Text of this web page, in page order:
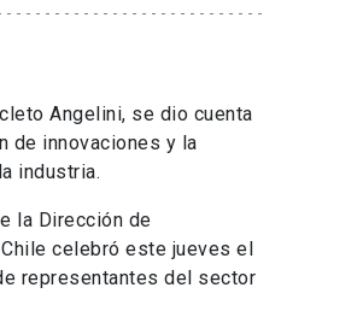
Angelini, se dio cuenta
de innovaciones y la
industria.
la Dirección de
celebró este jueves el
representantes del sector